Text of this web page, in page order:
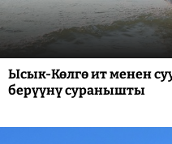
Ысык-Көлгө ит менен
берүүнү суранышты